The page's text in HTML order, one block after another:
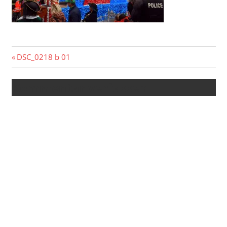
Beitragsnavigation
Vorheriger
Beitrag:
DSC_0218 b 01